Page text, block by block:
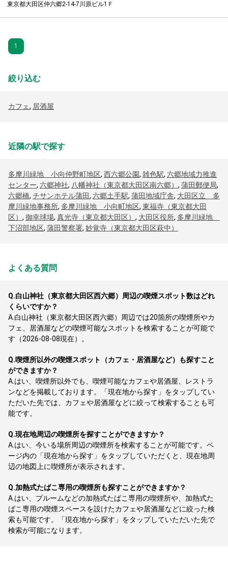
東京都大田区仲六郷2-14-7川原ビル1Ｆ
1
絞り込む
カフェ, 居酒屋
近隣の駅で探す
多摩川緑地 小向仲野町地区, 西六郷公園, 雑色駅, 六郷地域力推進
センター, 六郷神社, 八幡神社（東京都大田区南六郷） , 蒲田郵便局,
六郷橋, チサンホテル蒲田, 六郷土手駅, 蒲田地域庁舎, 大田区立 多
摩川緑地事務所, 多摩川緑地 小向町地区, 東福寺（東京都大田
区） , 御幸球場, 真光寺（東京都大田区） , 大田区役所, 多摩川緑地
下沼部地区, 蒲田警察署, 妙覚寺（東京都大田区萩中）
よくある質問
Q.白山神社（東京都大田区西六郷）周辺の喫煙スポット数はどれ
くらいですか？
A. 白山神社（東京都大田区西六郷）周辺では20箇所の喫煙所やカ
フェ、居酒屋などの喫煙可能なスポットを検索することが可能で
す（2026-08-08現在）。
Q.喫煙所以外の喫煙スポット（カフェ・居酒屋など）も探すこと
ができますか？
A. はい、喫煙所以外でも、喫煙可能なカフェや居酒屋、レストラ
ンなどを掲載しております。「現在地から探す」をタップしてい
ただいた先では、カフェや居酒屋などに絞って検索することも可
能です。
Q.現在地周辺の喫煙所を探すことができますか？
A. はい、今いる場所周辺の喫煙所を検索することが可能です。ペ
ージ内の「現在地から探す」をタップしていただくと、現在地周
辺の地図上に喫煙所が表示されます。
Q.加熱式たばこ専用の喫煙所も探すことができますか？
A. はい、プルームなどの加熱式たばこ専用の喫煙所や、加熱式た
ばこ専用の喫煙スペースを設けたカフェや居酒屋などに絞った検
索も可能です。「現在地から探す」をタップしていただいた先で
検索が可能になります。